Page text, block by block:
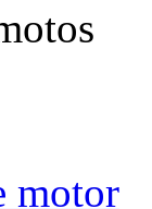
motor